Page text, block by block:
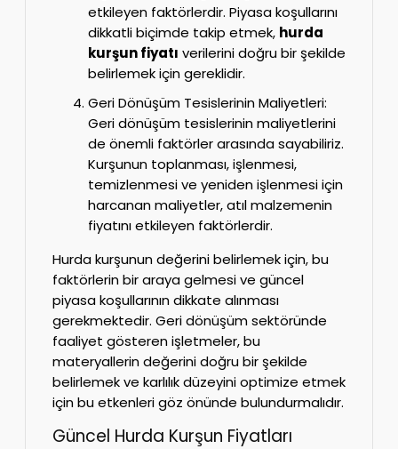
etkileyen faktörlerdir. Piyasa koşullarını
dikkatli biçimde takip etmek, hurda
kurşun fiyatı verilerini doğru bir şekilde
belirlemek için gereklidir.
Geri Dönüşüm Tesislerinin Maliyetleri:
Geri dönüşüm tesislerinin maliyetlerini
de önemli faktörler arasında sayabiliriz.
Kurşunun toplanması, işlenmesi,
temizlenmesi ve yeniden işlenmesi için
harcanan maliyetler, atıl malzemenin
fiyatını etkileyen faktörlerdir.
Hurda kurşunun değerini belirlemek için, bu
faktörlerin bir araya gelmesi ve güncel
piyasa koşullarının dikkate alınması
gerekmektedir. Geri dönüşüm sektöründe
faaliyet gösteren işletmeler, bu
materyallerin değerini doğru bir şekilde
belirlemek ve karlılık düzeyini optimize etmek
için bu etkenleri göz önünde bulundurmalıdır.
Güncel Hurda Kurşun Fiyatları